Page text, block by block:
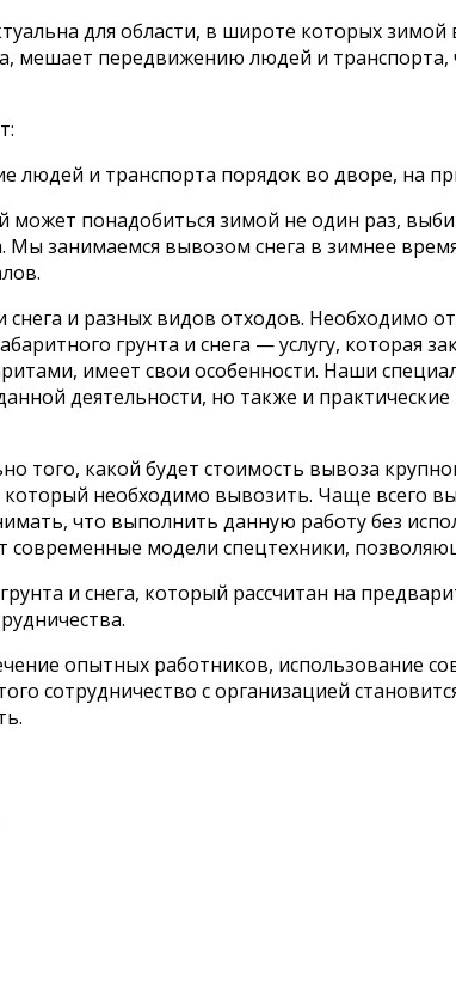
для области, в широте которых
мешает передвижению людей и
и транспорта порядок во дворе, на
может понадобиться зимой не один раз,
занимаемся вывозом снега в зимнее
снега и разных видов отходов. Необходимо
грунта и снега — услугу, которая
имеет свои особенности. Наши
деятельности, но также и
какой будет стоимость вывоза
необходимо вывозить. Чаще всего
что выполнить данную работу без
модели спецтехники,
и снега, который рассчитан на
опытных работников, использование
сотрудничество с организацией